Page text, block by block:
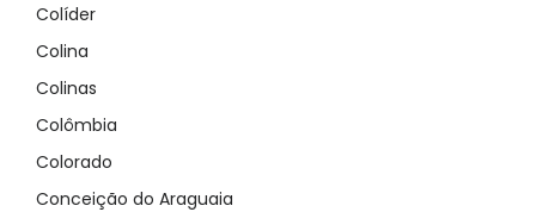
Colíder
Colina
Colinas
Colômbia
Colorado
Conceição do Araguaia